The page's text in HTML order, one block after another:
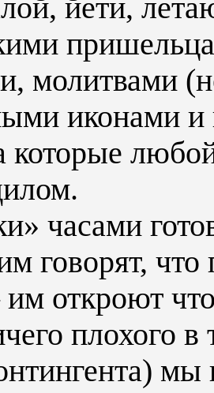
йети,
молитвами
иконами
которые
часами
говорят, что
откроют
плохого